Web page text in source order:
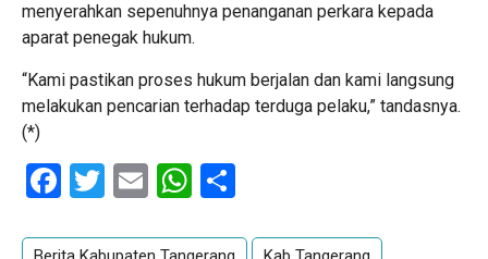
menyerahkan sepenuhnya penanganan perkara kepada
aparat penegak hukum.
“Kami pastikan proses hukum berjalan dan kami langsung
melakukan pencarian terhadap terduga pelaku,” tandasnya.
(*)
Facebook
Twitter
EmailWhatsApp